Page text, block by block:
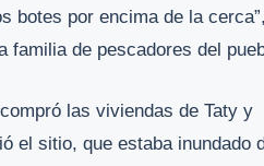
botes por encima de la
familia de pescadores del
las viviendas de Taty y
el sitio, que estaba inundado